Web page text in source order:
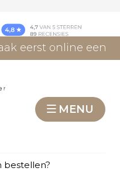
eerst online een
MENU
bestellen?